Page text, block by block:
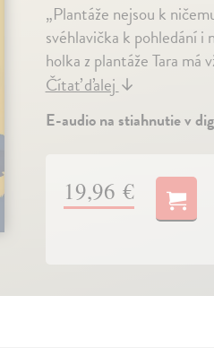
„Plantáže nejsou k
svéhlavička k pohledání i
holka z plantáže Tara
Čítať ďalej↓
E-audio na stiahnutie v
19,96 €